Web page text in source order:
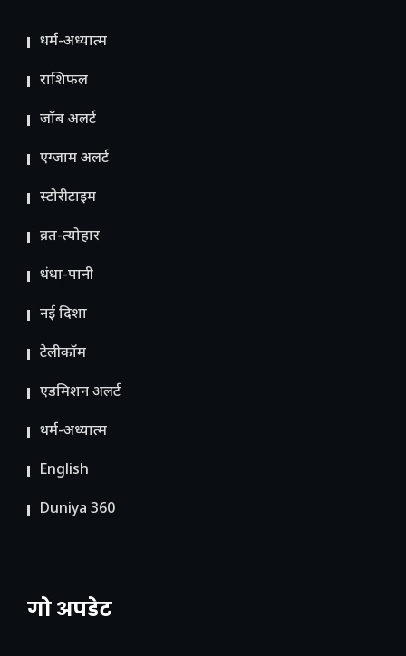
धर्म-अध्यात्म
राशिफल
जॉब अलर्ट
एग्जाम अलर्ट
स्टोरीटाइम
व्रत-त्योहार
धंधा-पानी
नई दिशा
टेलीकॉम
ए​डमिशन अलर्ट
धर्म-अध्यात्म
English
Duniya 360
गो अपडेट